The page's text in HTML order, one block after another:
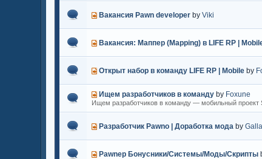
Вакансия Pawn developer byViki
Вакансия: Маппер (Mapping) в LIFE RP |
Открыт набор в команду LIFE RP | Mobile by
Ищем разработчиков в команду by Foxune
Ищем разработчиков в команду — мобильный проект
Разработчик Pawno | Доработка мода by
Pawnер Бонусники/Системы/Моды/Скрипты